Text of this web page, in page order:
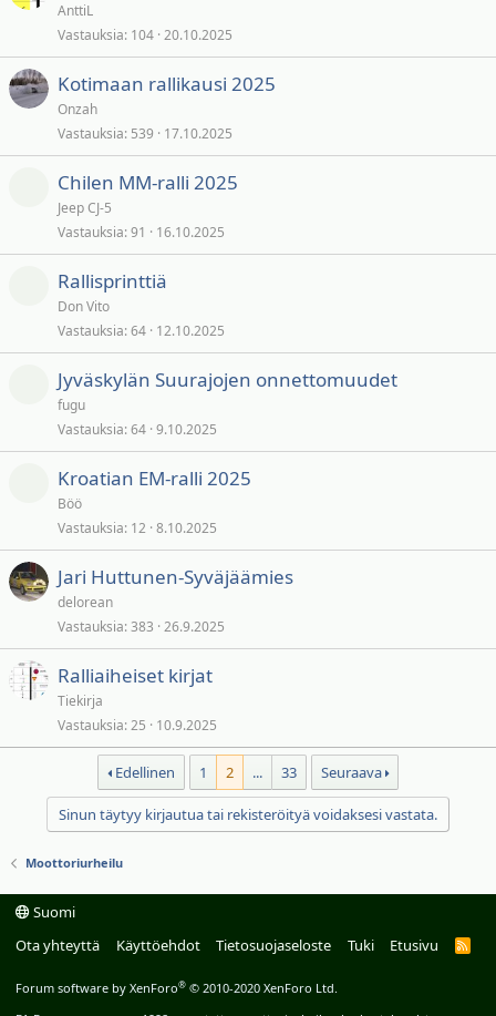
AnttiL
Vastauksia 104 20.10.2025
Kotimaan rallikausi 2025
Onzah
Vastauksia 539 17.10.2025
Chilen MM-ralli 2025
Jeep CJ-5
Vastauksia 91 16.10.2025
Rallisprinttiä
Don Vito
Vastauksia 64 12.10.2025
Jyväskylän Suurajojen onnettomuudet
fugu
Vastauksia 64 9.10.2025
Kroatian EM-ralli 2025
Böö
Vastauksia 12 8.10.2025
Jari Huttunen-Syväjäämies
delorean
Vastauksia 383 26.9.2025
Ralliaiheiset kirjat
Tiekirja
Vastauksia 25 10.9.2025
Edellinen 1 2 ... 33 Seuraava
Sinun täytyy kirjautua tai rekisteröityä voidaksesi vastata.
Moottoriurheilu
Suomi
Ota yhteyttä
Käyttöehdot Tietosuojaseloste Tuki Etusivu
R
Forum software by XenForo® © 2010-2020 XenForo Ltd.